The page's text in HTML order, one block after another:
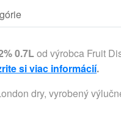
0.7Lod výrobca Fruit
si viac informácií.
dry, vyrobený